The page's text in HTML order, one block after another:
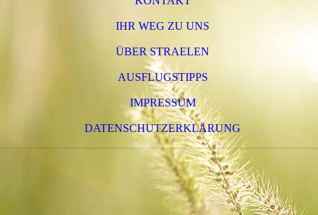
IHR WEG ZU UNS
ÜBER STRAELEN
AUSFLUGSTIPPS
IMPRESSUM
DATENSCHUTZERKLÄRUNG